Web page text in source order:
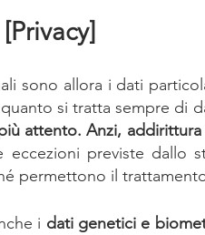
sono allora i dati
si tratta sempre di
attento. Anzi, addirittura
previste dallo
permettono il
i dati genetici e